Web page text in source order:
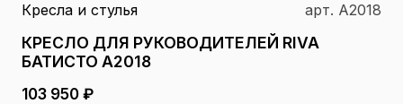
Кресла и стулья арт. A2018
КРЕСЛО ДЛЯ РУКОВОДИТЕЛЕЙ RIVA
БАТИСТО A2018
103 950 ₽